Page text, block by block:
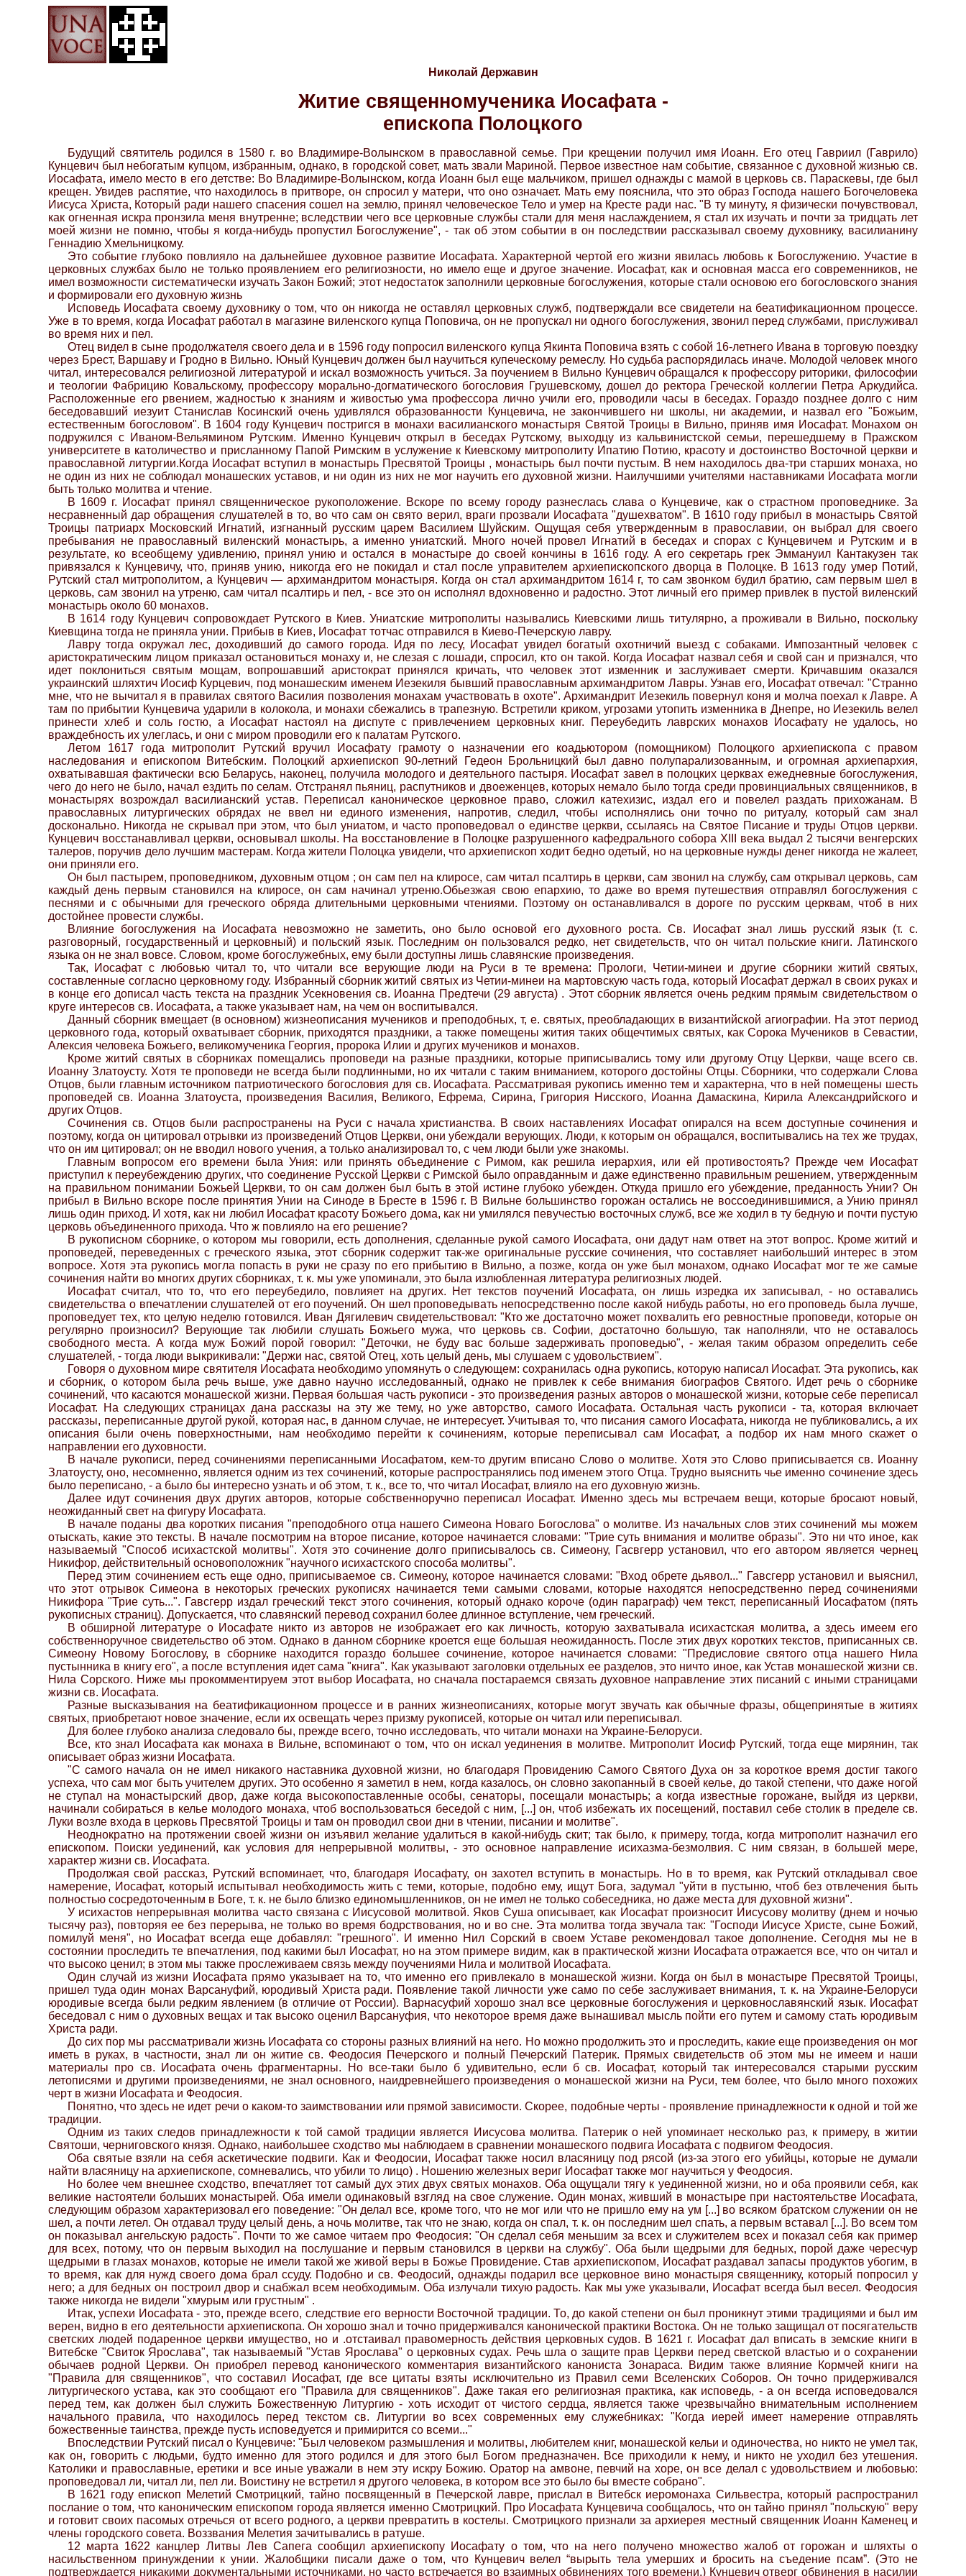
Николай Державин
Житие священномученика Иосафата -
епископа Полоцкого
Будущий святитель родился в 1580 г. во Владимире-Волынском в православной семье. При крещении получил имя Иоанн. Его отец Гавриил (Гаврило)
Кунцевич был небогатым купцом, избранным, однако, в городской совет, мать звали Мариной. Первое известное нам событие, связанное с духовной жизнью св.
Иосафата, имело место в его детстве: Во Владимире-Волынском, когда Иоанн был еще мальчиком, пришел однажды с мамой в церковь св. Параскевы, где был
крещен. Увидев распятие, что находилось в притворе, он спросил у матери, что оно означает. Мать ему пояснила, что это образ Господа нашего Богочеловека
Иисуса Христа, Который ради нашего спасения сошел на землю, принял человеческое Тело и умер на Кресте ради нас. "В ту минуту, я физически почувствовал,
как огненная искра пронзила меня внутренне; вследствии чего все церковные службы стали для меня наслаждением, я стал их изучать и почти за тридцать лет
моей жизни не помню, чтобы я когда-нибудь пропустил Богослужение", - так об этом событии в он последствии рассказывал своему духовнику, василианину
Геннадию Хмельницкому.
Это событие глубоко повлияло на дальнейшее духовное развитие Иосафата. Характерной чертой его жизни явилась любовь к Богослужению. Участие в
церковных службах было не только проявлением его религиозности, но имело еще и другое значение. Иосафат, как и основная масса его современников, не
имел возможности систематически изучать Закон Божий; этот недостаток заполнили церковные богослужения, которые стали основою его богословского знания
и формировали его духовную жизнь
Исповедь Иосафата своему духовнику о том, что он никогда не оставлял церковных служб, подтверждали все свидетели на беатификационном процессе.
Уже в то время, когда Иосафат работал в магазине виленского купца Поповича, он не пропускал ни одного богослужения, звонил перед службами, прислуживал
во время них и пел.
Отец видел в сыне продолжателя своего дела и в 1596 году попросил виленского купца Якинта Поповича взять с собой 16-летнего Ивана в торговую поездку
через Брест, Варшаву и Гродно в Вильно. Юный Кунцевич должен был научиться купеческому ремеслу. Но судьба распорядилась иначе. Молодой человек много
читал, интересовался религиозной литературой и искал возможность учиться. За поучением в Вильно Кунцевич обращался к профессору риторики, философии
и теологии Фабрицию Ковальскому, профессору морально-догматического богословия Грушевскому, дошел до ректора Греческой коллегии Петра Аркудийса.
Расположенные его рвением, жадностью к знаниям и живостью ума профессора лично учили его, проводили часы в беседах. Гораздо позднее долго с ним
беседовавший иезуит Станислав Косинский очень удивлялся образованности Кунцевича, не закончившего ни школы, ни академии, и назвал его "Божьим,
естественным богословом". В 1604 году Кунцевич постригся в монахи василианского монастыря Святой Троицы в Вильно, приняв имя Иосафат. Монахом он
подружился с Иваном-Вельямином Рутским. Именно Кунцевич открыл в беседах Рутскому, выходцу из кальвинистской семьи, перешедшему в Пражском
университете в католичество и присланному Папой Римским в услужение к Киевскому митрополиту Ипатию Потию, красоту и достоинство Восточной церкви и
православной литургии.Когда Иосафат вступил в монастырь Пресвятой Троицы , монастырь был почти пустым. В нем находилось два-три старших монаха, но
не один из них не соблюдал монашеских уставов, и ни один из них не мог научить его духовной жизни. Наилучшими учителями наставниками Иосафата могли
быть только молитва и чтение.
В 1609 г. Иосафат принял священническое рукоположение. Вскоре по всему городу разнеслась слава о Кунцевиче, как о страстном проповеднике. За
несравненный дар обращения слушателей в то, во что сам он свято верил, враги прозвали Иосафата "душехватом". В 1610 году прибыл в монастырь Святой
Троицы патриарх Московский Игнатий, изгнанный русским царем Василием Шуйским. Ощущая себя утвержденным в православии, он выбрал для своего
пребывания не православный виленский монастырь, а именно униатский. Много ночей провел Игнатий в беседах и спорах с Кунцевичем и Рутским и в
результате, ко всеобщему удивлению, принял унию и остался в монастыре до своей кончины в 1616 году. А его секретарь грек Эммануил Кантакузен так
привязался к Кунцевичу, что, приняв унию, никогда его не покидал и стал после управителем архиепископского дворца в Полоцке. В 1613 году умер Потий,
Рутский стал митрополитом, а Кунцевич — архимандритом монастыря. Когда он стал архимандритом 1614 г, то сам звонком будил братию, сам первым шел в
церковь, сам звонил на утреню, сам читал псалтирь и пел, - все это он исполнял вдохновенно и радостно. Этот личный его пример привлек в пустой виленский
монастырь около 60 монахов.
В 1614 году Кунцевич сопровождает Рутского в Киев. Униатские митрополиты назывались Киевскими лишь титулярно, а проживали в Вильно, поскольку
Киевщина тогда не приняла унии. Прибыв в Киев, Иосафат тотчас отправился в Киево-Печерскую лавру.
Лавру тогда окружал лес, доходивший до самого города. Идя по лесу, Иосафат увидел богатый охотничий выезд с собаками. Импозантный человек с
аристократическим лицом приказал остановиться монаху и, не слезая с лошади, спросил, кто он такой. Когда Иосафат назвал себя и свой сан и признался, что
идет поклониться святым мощам, вопрошавший аристократ принялся кричать, что человек этот изменник и заслуживает смерти. Кричавшим оказался
украинский шляхтич Иосиф Курцевич, под монашеским именем Иезекиля бывший православным архимандритом Лавры. Узнав его, Иосафат отвечал: "Странно
мне, что не вычитал я в правилах святого Василия позволения монахам участвовать в охоте". Архимандрит Иезекиль повернул коня и молча поехал к Лавре. А
там по прибытии Кунцевича ударили в колокола, и монахи сбежались в трапезную. Встретили криком, угрозами утопить изменника в Днепре, но Иезекиль велел
принести хлеб и соль гостю, а Иосафат настоял на диспуте с привлечением церковных книг. Переубедить лаврских монахов Иосафату не удалось, но
враждебность их улеглась, и они с миром проводили его к палатам Рутского.
Летом 1617 года митрополит Рутский вручил Иосафату грамоту о назначении его коадьютором (помощником) Полоцкого архиепископа с правом
наследования и епископом Витебским. Полоцкий архиепископ 90-летний Гедеон Брольницкий был давно полупарализованным, и огромная архиепархия,
охватывавшая фактически всю Беларусь, наконец, получила молодого и деятельного пастыря. Иосафат завел в полоцких церквах ежедневные богослужения,
чего до него не было, начал ездить по селам. Отстранял пьяниц, распутников и двоеженцев, которых немало было тогда среди провинциальных священников, в
монастырях возрождал василианский устав. Переписал каноническое церковное право, сложил катехизис, издал его и повелел раздать прихожанам. В
православных литургических обрядах не ввел ни единого изменения, напротив, следил, чтобы исполнялись они точно по ритуалу, который сам знал
досконально. Никогда не скрывал при этом, что был униатом, и часто проповедовал о единстве церкви, ссылаясь на Святое Писание и труды Отцов церкви.
Кунцевич восстанавливал церкви, основывал школы. На восстановление в Полоцке разрушенного кафедрального собора XIII века выдал 2 тысячи венгерских
талеров, поручив дело лучшим мастерам. Когда жители Полоцка увидели, что архиепископ ходит бедно одетый, но на церковные нужды денег никогда не жалеет,
они приняли его.
Он был пастырем, проповедником, духовным отцом ; он сам пел на клиросе, сам читал псалтирь в церкви, сам звонил на службу, сам открывал церковь, сам
каждый день первым становился на клиросе, он сам начинал утреню.Обьезжая свою епархию, то даже во время путешествия отправлял богослужения с
песнями и с обычными для греческого обряда длительными церковными чтениями. Поэтому он останавливался в дороге по русским церквам, чтоб в них
достойнее провести службы.
Влияние богослужения на Иосафата невозможно не заметить, оно было основой его духовного роста. Св. Иосафат знал лишь русский язык (т. с.
разговорный, государственный и церковный) и польский язык. Последним он пользовался редко, нет свидетельств, что он читал польские книги. Латинского
языка он не знал вовсе. Словом, кроме богослужебных, ему были доступны лишь славянские произведения.
Так, Иосафат с любовью читал то, что читали все верующие люди на Руси в те времена: Прологи, Четии-минеи и другие сборники житий святых,
составленные согласно церковному году. Избранный сборник житий святых из Четии-минеи на мартовскую часть года, который Иосафат держал в своих руках и
в конце его дописал часть текста на праздник Усекновения св. Иоанна Предтечи (29 августа) . Этот сборник является очень редким прямым свидетельством о
круге интересов св. Иосафата, а также указывает нам, на чем он воспитывался.
Данный сборник вмещает (в основном) жизнеописания мучеников и преподобных, т, е. святых, преобладающих в византийской агиографии. На этот период
церковного года, который охватывает сборник, приходятся праздники, а также помещены жития таких общечтимых святых, как Сорока Мучеников в Севастии,
Алексия человека Божьего, великомученика Георгия, пророка Илии и других мучеников и монахов.
Кроме житий святых в сборниках помещались проповеди на разные праздники, которые приписывались тому или другому Отцу Церкви, чаще всего св.
Иоанну Златоусту. Хотя те проповеди не всегда были подлинными, но их читали с таким вниманием, которого достойны Отцы. Сборники, что содержали Слова
Отцов, были главным источником патриотического богословия для св. Иосафата. Рассматривая рукопись именно тем и характерна, что в ней помещены шесть
проповедей св. Иоанна Златоуста, произведения Василия, Великого, Ефрема, Сирина, Григория Нисского, Иоанна Дамаскина, Кирила Александрийского и
других Отцов.
Сочинения св. Отцов были распространены на Руси с начала христианства. В своих наставлениях Иосафат опирался на всем доступные сочинения и
поэтому, когда он цитировал отрывки из произведений Отцов Церкви, они убеждали верующих. Люди, к которым он обращался, воспитывались на тех же трудах,
что он им цитировал; он не вводил нового учения, а только анализировал то, с чем люди были уже знакомы.
Главным вопросом его времени была Уния: или принять объединение с Римом, как решила иерархия, или ей противостоять? Прежде чем Иосафат
приступил к переубеждению других, что соединение Русской Церкви с Римской было оправданным и даже единственно правильным решением, утвержденным
на правильном понимании Божьей Церкви, то он сам должен был быть в этой истине глубоко убежден. Откуда пришло его убеждение, преданность Унии? Он
прибыл в Вильно вскоре после принятия Унии на Синоде в Бресте в 1596 г. В Вильне большинство горожан остались не воссоединившимися, а Унию принял
лишь один приход. И хотя, как ни любил Иосафат красоту Божьего дома, как ни умилялся певучестью восточных служб, все же ходил в ту бедную и почти пустую
церковь объединенного прихода. Что ж повлияло на его решение?
В рукописном сборнике, о котором мы говорили, есть дополнения, сделанные рукой самого Иосафата, они дадут нам ответ на этот вопрос. Кроме житий и
проповедей, переведенных с греческого языка, этот сборник содержит так-же оригинальные русские сочинения, что составляет наибольший интерес в этом
вопросе. Хотя эта рукопись могла попасть в руки не сразу по его прибытию в Вильно, а позже, когда он уже был монахом, однако Иосафат мог те же самые
сочинения найти во многих других сборниках, т. к. мы уже упоминали, это была излюбленная литература религиозных людей.
Иосафат считал, что то, что его переубедило, повлияет на других. Нет текстов поучений Иосафата, он лишь изредка их записывал, - но оставались
свидетельства о впечатлении слушателей от его поучений. Он шел проповедывать непосредственно после какой нибудь работы, но его проповедь была лучше,
проповедует тех, кто целую неделю готовился. Иван Дягилевич свидетельствовал: "Кто же достаточно может похвалить его ревностные проповеди, которые он
регулярно произносил? Верующие так любили слушать Божьего мужа, что церковь св. Софии, достаточно большую, так наполняли, что не оставалось
свободного места. А когда муж Божий порой говорил: "Деточки, не буду вас больше задерживать проповедью", - желая таким образом определить себе
слушателей, - тогда люди выкрикивали: "Держи нас, святой Отец, хоть целый день, мы слушаем с удовольствием".
Говоря о духовном мире святителя Иосафата необходимо упомянуть о следующем: сохранилась одна рукопись, которую написал Иосафат. Эта рукопись, как
и сборник, о котором была речь выше, уже давно научно исследованный, однако не привлек к себе внимания биографов Святого. Идет речь о сборнике
сочинений, что касаются монашеской жизни. Первая большая часть рукописи - это произведения разных авторов о монашеской жизни, которые себе переписал
Иосафат. На следующих страницах дана рассказы на эту же тему, но уже авторство, самого Иосафата. Остальная часть рукописи - та, которая включает
рассказы, переписанные другой рукой, которая нас, в данном случае, не интересует. Учитывая то, что писания самого Иосафата, никогда не публиковались, а их
описания были очень поверхностными, нам необходимо перейти к сочинениям, которые переписывал сам Иосафат, а подбор их нам много скажет о
направлении его духовности.
В начале рукописи, перед сочинениями переписанными Иосафатом, кем-то другим вписано Слово о молитве. Хотя это Слово приписывается св. Иоанну
Златоусту, оно, несомненно, является одним из тех сочинений, которые распространялись под именем этого Отца. Трудно выяснить чье именно сочинение здесь
было переписано, - а было бы интересно узнать и об этом, т. к., все то, что читал Иосафат, влияло на его духовную жизнь.
Далее идут сочинения двух других авторов, которые собственноручно переписал Иосафат. Именно здесь мы встречаем вещи, которые бросают новый,
неожиданный свет на фигуру Иосафата.
В начале поданы два коротких писания "преподобного отца нашего Симеона Новаго Богослова" о молитве. Из начальных слов этих сочинений мы можем
отыскать, какие это тексты. В начале посмотрим на второе писание, которое начинается словами: "Трие суть внимания и молитве образы". Это ни что иное, как
называемый "Способ исихастской молитвы". Хотя это сочинение долго приписывалось св. Симеону, Гасвгерр установил, что его автором является чернец
Никифор, действительный основоположник "научного исихастского способа молитвы".
Перед этим сочинением есть еще одно, приписываемое св. Симеону, которое начинается словами: "Вход обрете дьявол..." Гавсгерр установил и выяснил,
что этот отрывок Симеона в некоторых греческих рукописях начинается теми самыми словами, которые находятся непосредственно перед сочинениями
Никифора "Трие суть...". Гавсгерр издал греческий текст этого сочинения, который однако короче (один параграф) чем текст, переписанный Иосафатом (пять
рукописных страниц). Допускается, что славянский перевод сохранил более длинное вступление, чем греческий.
В обширной литературе о Иосафате никто из авторов не изображает его как личность, которую захватывала исихастская молитва, а здесь имеем его
собственноручное свидетельство об этом. Однако в данном сборнике кроется еще большая неожиданность. После этих двух коротких текстов, приписанных св.
Симеону Новому Богослову, в сборнике находится гораздо большее сочинение, которое начинается словами: "Предисловие святого отца нашего Нила
пустынника в книгу его", а после вступления идет сама "книга". Как указывают заголовки отдельных ее разделов, это ничто иное, как Устав монашеской жизни св.
Нила Сорского. Ниже мы прокомментируем этот выбор Иосафата, но сначала постараемся связать духовное направление этих писаний с иными страницами
жизни св. Иосафата.
Разные высказывания на беатификационном процессе и в ранних жизнеописаниях, которые могут звучать как обычные фразы, общепринятые в житиях
святых, приобретают новое значение, если их освещать через призму рукописей, которые он читал или переписывал.
Для более глубоко анализа следовало бы, прежде всего, точно исследовать, что читали монахи на Украине-Белоруси.
Все, кто знал Иосафата как монаха в Вильне, вспоминают о том, что он искал уединения в молитве. Митрополит Иосиф Рутский, тогда еще мирянин, так
описывает образ жизни Иосафата.
"С самого начала он не имел никакого наставника духовной жизни, но благодаря Провидению Самого Святого Духа он за короткое время достиг такого
успеха, что сам мог быть учителем других. Это особенно я заметил в нем, когда казалось, он словно закопанный в своей келье, до такой степени, что даже ногой
не ступал на монастырский двор, даже когда высокопоставленные особы, сенаторы, посещали монастырь; а когда известные горожане, выйдя из церкви,
начинали собираться в келье молодого монаха, чтоб воспользоваться беседой с ним, [...] он, чтоб избежать их посещений, поставил себе столик в пределе св.
Луки возле входа в церковь Пресвятой Троицы и там он проводил свои дни в чтении, писании и молитве".
Неоднократно на протяжении своей жизни он изъявил желание удалиться в какой-нибудь скит; так было, к примеру, тогда, когда митрополит назначил его
епископом. Поиски уединений, как условия для непрерывной молитвы, - это основное направление исихазма-безмолвия. С ним связан, в большей мере,
характер жизни св. Иосафата.
Продолжая свой рассказ, Рутский вспоминает, что, благодаря Иосафату, он захотел вступить в монастырь. Но в то время, как Рутский откладывал свое
намерение, Иосафат, который испытывал необходимость жить с теми, которые, подобно ему, ищут Бога, задумал "уйти в пустыню, чтоб без отвлечения быть
полностью сосредоточенным в Боге, т. к. не было близко единомышленников, он не имел не только собеседника, но даже места для духовной жизни".
У исихастов непрерывная молитва часто связана с Иисусовой молитвой. Яков Суша описывает, как Иосафат произносит Иисусову молитву (днем и ночью
тысячу раз), повторяя ее без перерыва, не только во время бодрствования, но и во сне. Эта молитва тогда звучала так: "Господи Иисусе Христе, сыне Божий,
помилуй меня", но Иосафат всегда еще добавлял: "грешного". И именно Нил Сорский в своем Уставе рекомендовал такое дополнение. Сегодня мы не в
состоянии проследить те впечатления, под какими был Иосафат, но на этом примере видим, как в практической жизни Иосафата отражается все, что он читал и
что высоко ценил; в этом мы также прослеживаем связь между поучениями Нила и молитвой Иосафата.
Один случай из жизни Иосафата прямо указывает на то, что именно его привлекало в монашеской жизни. Когда он был в монастыре Пресвятой Троицы,
пришел туда один монах Варсануфий, юродивый Христа ради. Появление такой личности уже само по себе заслуживает внимания, т. к. на Украине-Белоруси
юродивые всегда были редким явлением (в отличие от России). Варнасуфий хорошо знал все церковные богослужения и церковнославянский язык. Иосафат
беседовал с ним о духовных вещах и так высоко оценил Варсануфия, что некоторое время даже вынашивал мысль пойти его путем и самому стать юродивым
Христа ради.
До сих пор мы рассматривали жизнь Иосафата со стороны разных влияний на него. Но можно продолжить это и проследить, какие еще произведения он мог
иметь в руках, в частности, знал ли он житие св. Феодосия Печерского и полный Печерский Патерик. Прямых свидетельств об этом мы не имеем и наши
материалы про св. Иосафата очень фрагментарны. Но все-таки было б удивительно, если б св. Иосафат, который так интересовался старыми русским
летописями и другими произведениями, не знал основного, наидревнейшего произведения о монашеской жизни на Руси, тем более, что было много похожих
черт в жизни Иосафата и Феодосия.
Понятно, что здесь не идет речи о каком-то заимствовании или прямой зависимости. Скорее, подобные черты - проявление принадлежности к одной и той же
традиции.
Одним из таких следов принадлежности к той самой традиции является Иисусова молитва. Патерик о ней упоминает несколько раз, к примеру, в житии
Святоши, черниговского князя. Однако, наибольшее сходство мы наблюдаем в сравнении монашеского подвига Иосафата с подвигом Феодосия.
Оба святые взяли на себя аскетические подвиги. Как и Феодосии, Иосафат также носил власяницу под рясой (из-за этого его убийцы, которые не думали
найти власяницу на архиепископе, сомневались, что убили то лицо) . Ношению железных вериг Иосафат также мог научиться у Феодосия.
Но более чем внешнее сходство, впечатляет тот самый дух этих двух святых монахов. Оба ощущали тягу к уединенной жизни, но и оба проявили себя, как
великие настоятели больших монастырей. Оба имели одинаковый взгляд на свое служение. Один монах, живший в монастыре при настоятельстве Иосафата,
следующим образом характеризовал его поведение: "Он делал все, кроме того, что не мог или что не пришло ему на ум [...] во всяком братском служении он не
шел, а почти летел. Он отдавал труду целый день, а ночь молитве, так что не знаю, когда он спал, т. к. он последним шел спать, а первым вставал [...]. Во всем том
он показывал ангельскую радость". Почти то же самое читаем про Феодосия: "Он сделал себя меньшим за всех и служителем всех и показал себя как пример
для всех, потому, что он первым выходил на послушание и первым становился в церкви на службу". Оба были щедрыми для бедных, порой даже чересчур
щедрыми в глазах монахов, которые не имели такой же живой веры в Божье Провидение. Став архиепископом, Иосафат раздавал запасы продуктов убогим, в
то время, как для нужд своего дома брал ссуду. Подобно и св. Феодосий, однажды подарил все церковное вино монастыря священнику, который попросил у
него; а для бедных он построил двор и снабжал всем необходимым. Оба излучали тихую радость. Как мы уже указывали, Иосафат всегда был весел. Феодосия
также никогда не видели "хмурым или грустным" .
Итак, успехи Иосафата - это, прежде всего, следствие его верности Восточной традиции. То, до какой степени он был проникнут этими традициями и был им
верен, видно в его деятельности архиепископа. Он хорошо знал и точно придерживался канонической практики Востока. Он не только защищал от посягательств
светских людей подаренное церкви имущество, но и .отстаивал правомерность действия церковных судов. В 1621 г. Иосафат дал вписать в земские книги в
Витебске "Свиток Ярослава", так называемый "Устав Ярослава" о церковных судах. Речь шла о защите прав Церкви перед светской властью и о сохранении
обычаев родной Церкви. Он приобрел перевод канонического комментария византийского канониста Зонараса. Видим также влияние Кормчей книги на
"Правила для священников", что составил Иосафат, где все цитаты взяты исключительно из Правил семи Вселенских Соборов. Он точно придерживался
литургического устава, как это сообщают его "Правила для священников". Даже такая его религиозная практика, как исповедь, - а он всегда исповедовался
перед тем, как должен был служить Божественную Литургию - хоть исходит от чистого сердца, является также чрезвычайно внимательным исполнением
начального правила, что находилось перед текстом св. Литургии во всех современных ему служебниках: "Когда иерей имеет намерение отправлять
божественные таинства, прежде пусть исповедуется и примирится со всеми..."
Впоследствии Рутский писал о Кунцевиче: "Был человеком размышления и молитвы, любителем книг, монашеской кельи и одиночества, но никто не умел так,
как он, говорить с людьми, будто именно для этого родился и для этого был Богом предназначен. Все приходили к нему, и никто не уходил без утешения.
Католики и православные, еретики и все иные уважали в нем эту искру Божию. Оратор на амвоне, певчий на хоре, он все делал с удовольствием и любовью:
проповедовал ли, читал ли, пел ли. Воистину не встретил я другого человека, в котором все это было бы вместе собрано".
В 1621 году епископ Мелетий Смотрицкий, тайно посвященный в Печерской лавре, прислал в Витебск иеромонаха Сильвестра, который распространил
послание о том, что каноническим епископом города является именно Смотрицкий. Про Иосафата Кунцевича сообщалось, что он тайно принял "польскую" веру
и готовит своих пасомых отречься от всего родного, а церкви превратить в костелы. Смотрицкого признали за архиерея местный священник Иоанн Каменец и
члены городского совета. Воззвания Мелетия зачитывались в ратуше.
12 марта 1622 канцлер Литвы Лев Сапега сообщил архиепископу Иосафату о том, что на него получено множество жалоб от горожан и шляхты о
насильственном принуждении к унии. Жалобщики писали даже о том, что Кунцевич велел “вырыть тела умерших и бросить на съедение псам”. (Это не
подтверждается никакими документальными источниками, но часто встречается во взаимных обвинениях того времени.) Кунцевич отверг обвинения в насилии